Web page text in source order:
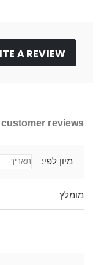
A REVIEW
reviews
מומלץ
מיון לפי